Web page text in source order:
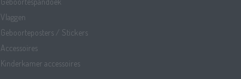
Vlaggen
Geboorteposters / Stickers
Accessoires
Kinderkamer accessoires